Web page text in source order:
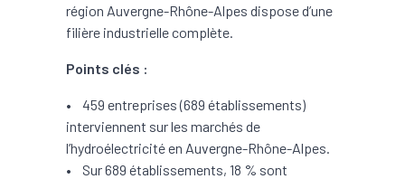
région Auvergne-Rhône-Alpes dispose d’une
filière industrielle complète.
Points clés :
• 459 entreprises (689 établissements)
interviennent sur les marchés de
l’hydroélectricité en Auvergne-Rhône-Alpes.
• Sur 689 établissements, 18 % sont